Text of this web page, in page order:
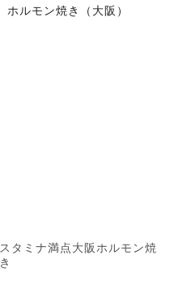
ホルモン焼き（大阪）
スタミナ満点大阪ホルモン焼
き